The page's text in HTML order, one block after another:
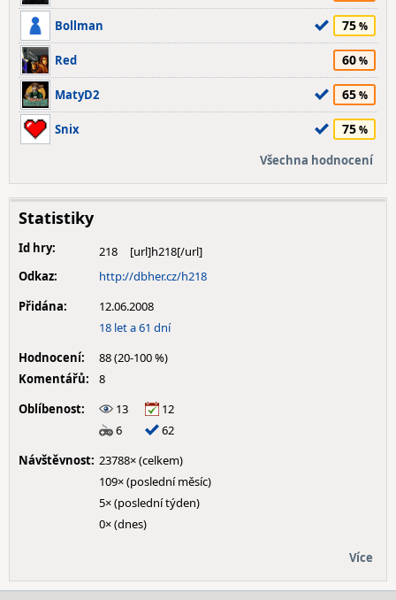
Bollman 75
Red 60
MatyD2 65
Snix 75
Všechna hodnocení
Statistiky
Id hry:
218
Odkaz:
http://dbher.cz/h218
Přidána:
12.06.2008
18 let a 61 dní
Hodnocení:
88 (20-100 %)
Komentářů:
8
Oblíbenost:
13
12
6
62
Návštěvnost: 23788× (celkem)
109× (poslední měsíc)
5× (poslední týden)
0× (dnes)
Více